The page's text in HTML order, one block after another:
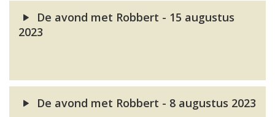
De avond met Robbert - 15 augustus
2023
De avond met Robbert - 8 augustus 2023